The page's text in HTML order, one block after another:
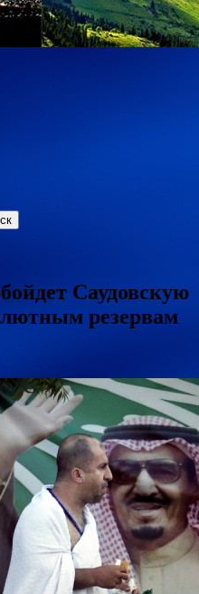
Саудовскую
резервам